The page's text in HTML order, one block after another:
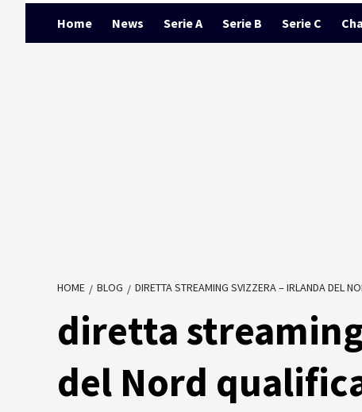
Home News Serie A Serie B Serie C
HOME BLOG DIRETTA STREAMING SVIZZERA – IRLANDA DEL
diretta
del Nord